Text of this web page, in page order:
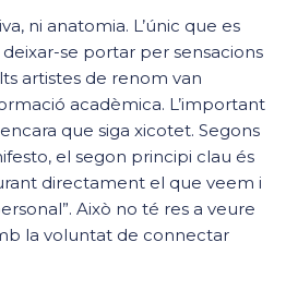
ni anatomia. L’únic que es
se portar per sensacions
artistes de renom van
acadèmica. L’important
que siga xicotet. Segons
el segon principi clau és
directament el que veem i
Això no té res a veure
la voluntat de connectar